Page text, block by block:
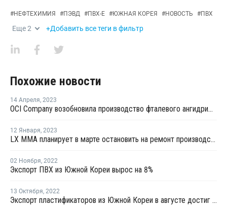
#НЕФТЕХИМИЯ #ПЭВД #ПВХ-Е #ЮЖНАЯ КОРЕЯ #НОВОСТЬ #ПВХ
Еще2 +Добавить все теги в фильтр
Похожие новости
14 Апреля, 2023
OCI Company возобновила производство фталевого ангидрида в Южной Корее после ремонта
12 Января, 2023
LX MMA планирует в марте остановить на ремонт производство ММА на линии №2 в Йосу
02 Ноября, 2022
Экспорт ПВХ из Южной Кореи вырос на 8%
13 Октября, 2022
Экспорт пластификаторов из Южной Кореи в августе достиг 27-месячного минимума